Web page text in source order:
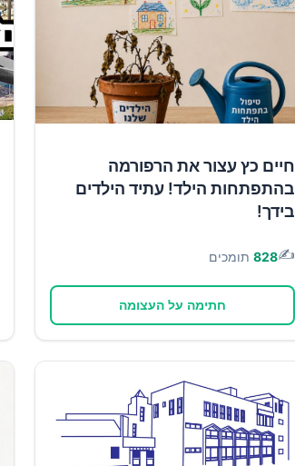
חיים כץ עצור את הרפורמה
בהתפתחות הילד! עתיד הילדים
בידך!
✍️
828 תומכים
חתימה על העצומה